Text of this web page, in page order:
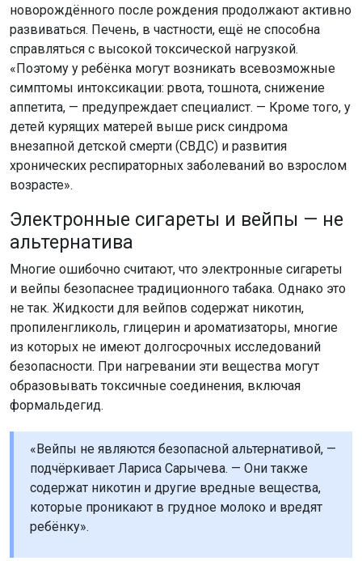
новорождённого после рождения продолжают активно
развиваться. Печень, в частности, ещё не способна
справляться с высокой токсической нагрузкой.
«Поэтому у ребёнка могут возникать всевозможные
симптомы интоксикации: рвота, тошнота, снижение
аппетита, — предупреждает специалист. — Кроме того, у
детей курящих матерей выше риск синдрома
внезапной детской смерти (СВДС) и развития
хронических респираторных заболеваний во взрослом
возрасте».
Электронные сигареты и вейпы — не
альтернатива
Многие ошибочно считают, что электронные сигареты
и вейпы безопаснее традиционного табака. Однако это
не так. Жидкости для вейпов содержат никотин,
пропиленгликоль, глицерин и ароматизаторы, многие
из которых не имеют долгосрочных исследований
безопасности. При нагревании эти вещества могут
образовывать токсичные соединения, включая
формальдегид.
«Вейпы не являются безопасной альтернативой, —
подчёркивает Лариса Сарычева. — Они также
содержат никотин и другие вредные вещества,
которые проникают в грудное молоко и вредят
ребёнку».